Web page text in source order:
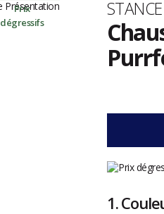
Prix
dégressifs
Marque
STANCE
1.